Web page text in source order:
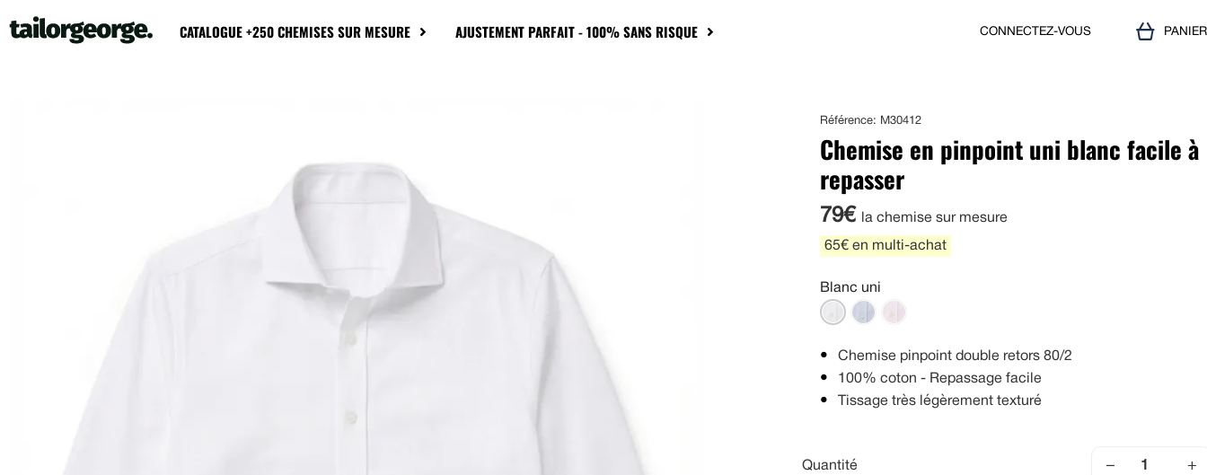
CATALOGUE +250 CHEMISES SUR MESURE AJUSTEMENT PARFAIT - 100% SANS RISQUE CONNECTEZ-VOUS PANIER
Référence: M30412
Chemise en pinpoint uni blanc facile à
repasser
79€ la chemise sur mesure
65€ en multi-achat
Blanc uni
Chemise pinpoint double retors 80/2
100% coton - Repassage facile
Tissage très légèrement texturé
Quantité − +